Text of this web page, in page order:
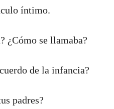
íntimo.
¿Cómo se llamaba?
de la infancia?
padres?